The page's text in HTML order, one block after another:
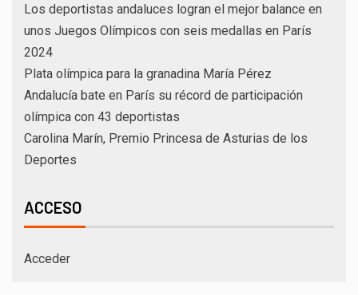
Los deportistas andaluces logran el mejor balance en
unos Juegos Olímpicos con seis medallas en París
2024
Plata olímpica para la granadina María Pérez
Andalucía bate en París su récord de participación
olímpica con 43 deportistas
Carolina Marín, Premio Princesa de Asturias de los
Deportes
ACCESO
Acceder